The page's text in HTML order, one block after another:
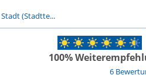
Stadt (Stadtte...
6
100%